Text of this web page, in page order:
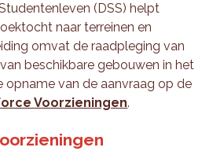
(DSS) helpt
naar terreinen en
omvat de raadpleging van
beschikbare gebouwen in het
opname van de aanvraag op de
Voorzieningen.